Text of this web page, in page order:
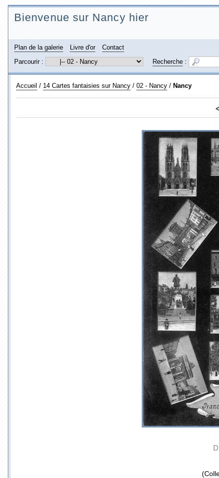
Bienvenue sur Nancy hier
Plan de la galerie Livre d'or
Contact
Parcourir :
Recherche :
Accueil / 14 Cartes fantaisies sur Nancy / 02 - Nancy / Nancy